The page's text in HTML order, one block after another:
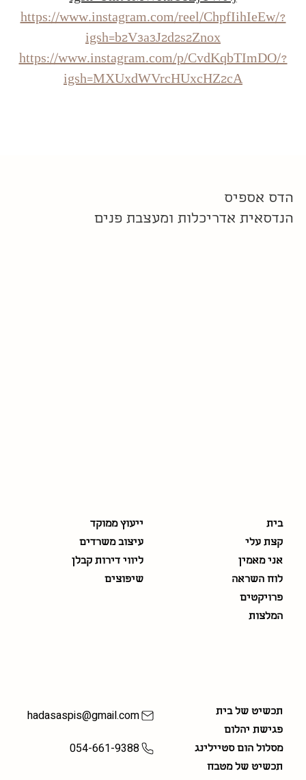
https://www.instagram.com/reel/ChpfIihIeEw/?
igsh=b2V3a3J2d2s2Znox
https://www.instagram.com/p/CvdKqbTImDO/?
igsh=MXUxdWVrcHUxcHZ2cA
הדס אספיס
הנדסאית אדריכלות ומעצבת פנים
בית
קצת עלי
אני מאמין
לוח השראה
פרויקטים
המלצות
ייעוץ ממוקד
עיצוב משרדים
ליווי דירות קבלן
שיפוצים
תכשיט של בית
פגישת יהלום
מסלול הום סטיילינג
תכשיט של מטבח
hadasaspis@gmail.com
054-661-9388